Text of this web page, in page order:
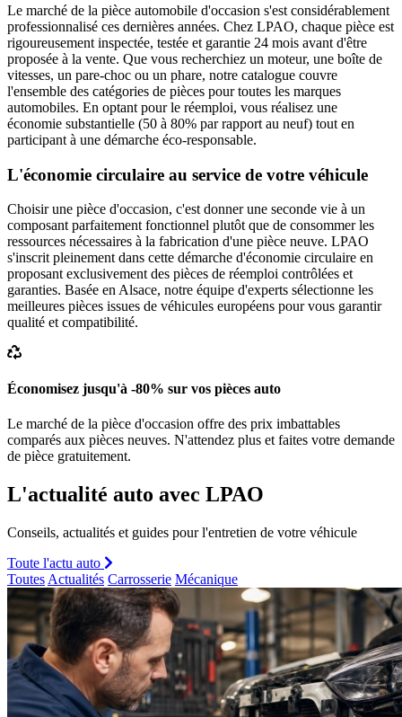
Le marché de la pièce automobile d'occasion s'est considérablement
professionnalisé ces dernières années. Chez LPAO, chaque pièce est
rigoureusement inspectée, testée et garantie 24 mois avant d'être
proposée à la vente. Que vous recherchiez un moteur, une boîte de
vitesses, un pare-choc ou un phare, notre catalogue couvre
l'ensemble des catégories de pièces pour toutes les marques
automobiles. En optant pour le réemploi, vous réalisez une
économie substantielle (50 à 80% par rapport au neuf) tout en
participant à une démarche éco-responsable.
L'économie circulaire au service de votre véhicule
Choisir une pièce d'occasion, c'est donner une seconde vie à un
composant parfaitement fonctionnel plutôt que de consommer les
ressources nécessaires à la fabrication d'une pièce neuve. LPAO
s'inscrit pleinement dans cette démarche d'économie circulaire en
proposant exclusivement des pièces de réemploi contrôlées et
garanties. Basée en Alsace, notre équipe d'experts sélectionne les
meilleures pièces issues de véhicules européens pour vous garantir
qualité et compatibilité.
Économisez jusqu'à -80% sur vos pièces auto
Le marché de la pièce d'occasion offre des prix imbattables
comparés aux pièces neuves. N'attendez plus et faites votre demande
de pièce gratuitement.
L'actualité auto avec LPAO
Conseils, actualités et guides pour l'entretien de votre véhicule
Toute l'actu auto
Toutes Actualités Carrosserie Mécanique